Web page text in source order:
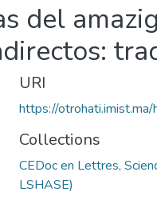
del
URI
https://
Collections
CEDoc en Lettres,
LSHASE)